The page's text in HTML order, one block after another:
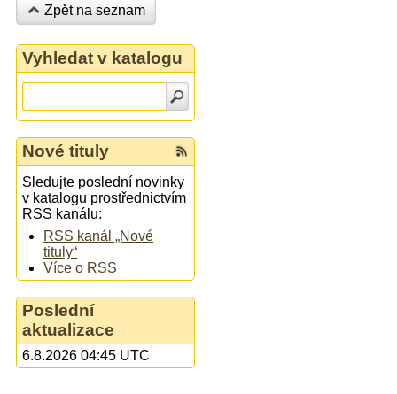
Zpět na seznam
Vyhledat v katalogu
Nové tituly
Sledujte poslední novinky
v katalogu prostřednictvím
RSS kanálu:
RSS kanál „Nové
tituly“
Více o RSS
Poslední
aktualizace
6.8.2026 04:45 UTC